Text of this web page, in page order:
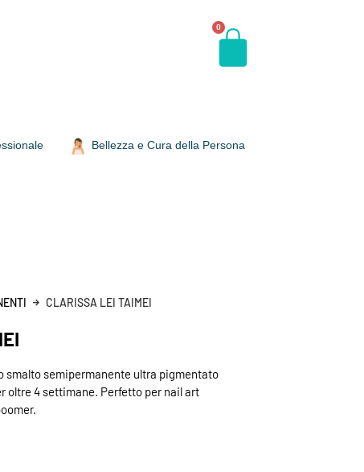
0
Bellezza e Cura della Persona
CLARISSA LEI TAIMEI
smalto semipermanente ultra pigmentato
oltre 4 settimane. Perfetto per nail art